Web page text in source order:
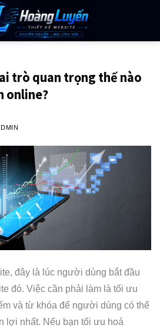
trò quan trọng thế nào
online?
đây là lúc người dùng bắt đầu
đó. Việc cần phải làm là tối ưu
và từ khóa để người dùng có thể
lợi nhất. Nếu bạn tối ưu hoá